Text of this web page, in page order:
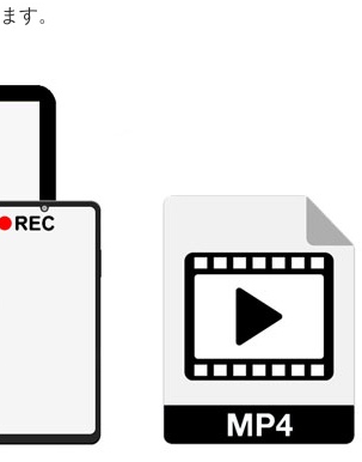
す。